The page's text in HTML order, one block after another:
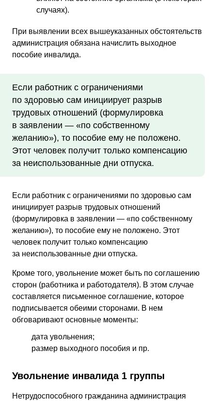
случаях).
При выявлении всех вышеуказанных обстоятельств
администрация обязана начислить выходное
пособие инвалида.
Если работник с ограничениями
по здоровью сам инициирует разрыв
трудовых отношений (формулировка
в заявлении — «по собственному
желанию»), то пособие ему не положено.
Этот человек получит только компенсацию
за неиспользованные дни отпуска.
Если работник с ограничениями по здоровью сам
инициирует разрыв трудовых отношений
(формулировка в заявлении — «по собственному
желанию»), то пособие ему не положено. Этот
человек получит только компенсацию
за неиспользованные дни отпуска.
Кроме того, увольнение может быть по соглашению
сторон (работника и работодателя). В этом случае
составляется письменное соглашение, которое
подписывается обеими сторонами. В нем
обговаривают основные моменты:
дата увольнения;
размер выходного пособия и пр.
Увольнение инвалида 1 группы
Нетрудоспособного гражданина администрация